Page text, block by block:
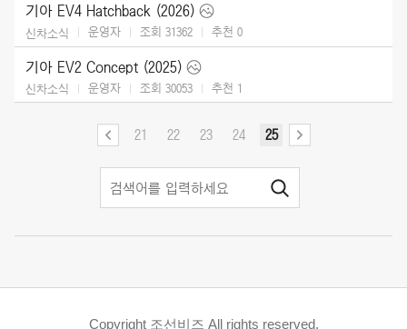
기아 EV4 Hatchback (2026)
신차소식 운영자 조회 31362 추천 0
기아 EV2 Concept (2025)
신차소식 운영자 조회 30053 추천 1
21 22 23 24 25
Copyright 조선비즈 All rights reserved.